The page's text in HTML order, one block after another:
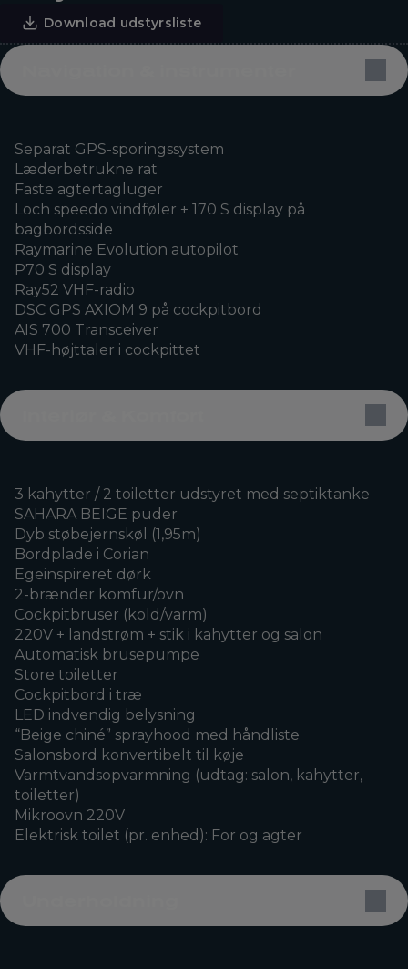
Download udstyrsliste
Separat GPS-sporingssystem
Læderbetrukne rat
Faste agtertagluger
Loch speedo vindføler + 170 S display på
bagbordsside
Raymarine Evolution autopilot
P70 S display
Ray52 VHF-radio
DSC GPS AXIOM 9 på cockpitbord
AIS 700 Transceiver
VHF-højttaler i cockpittet
3 kahytter / 2 toiletter udstyret med septiktanke
SAHARA BEIGE puder
Dyb støbejernskøl (1,95m)
Bordplade i Corian
Egeinspireret dørk
2-brænder komfur/ovn
Cockpitbruser (kold/varm)
220V + landstrøm + stik i kahytter og salon
Automatisk brusepumpe
Store toiletter
Cockpitbord i træ
LED indvendig belysning
“Beige chiné” sprayhood med håndliste
Salonsbord konvertibelt til køje
Varmtvandsopvarmning (udtag: salon, kahytter,
toiletter)
Mikroovn 220V
Elektrisk toilet (pr. enhed): For og agter